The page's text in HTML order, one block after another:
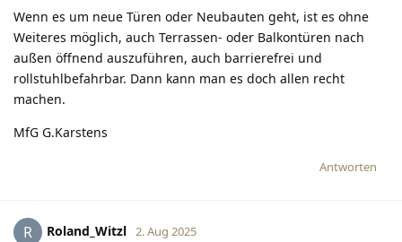
Wenn es um neue Türen oder Neubauten geht, ist es ohne
Weiteres möglich, auch Terrassen- oder Balkontüren nach
außen öffnend auszuführen, auch barrierefrei und
rollstuhlbefahrbar. Dann kann man es doch allen recht
machen.
MfG G.Karstens
Antworten
R Roland_Witzl 2. Aug 2025